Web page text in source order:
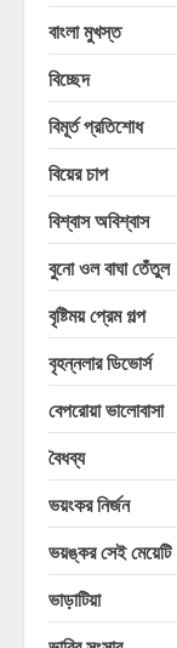
বাংলা মুখস্ত
বিচ্ছেদ
বিমূর্ত প্রতিশোধ
বিয়ের চাপ
বিশ্বাস অবিশ্বাস
বুনো ওল বাঘা তেঁতুল
বৃষ্টিময় প্রেম গল্প
বৃহন্নলার ডিভোর্স
বেপরোয়া ভালোবাসা
বৈধব্য
ভয়ংকর নির্জন
ভয়ঙ্কর সেই মেয়েটি
ভাড়াটিয়া